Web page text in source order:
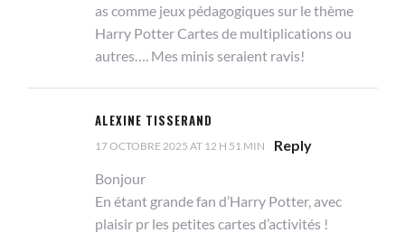
as comme jeux pédagogiques sur le thème
Harry Potter Cartes de multiplications ou
autres…. Mes minis seraient ravis!
ALEXINE TISSERAND
17 OCTOBRE 2025 AT 12 H 51 MIN
Reply
Bonjour
En étant grande fan d’Harry Potter, avec
plaisir pr les petites cartes d’activités !